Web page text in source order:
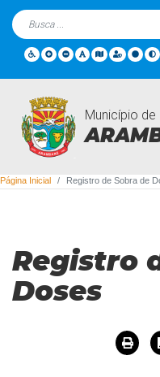
Município de
Registro de Sobra de
Página Inicial Registro de Sobra de
Registro
Doses